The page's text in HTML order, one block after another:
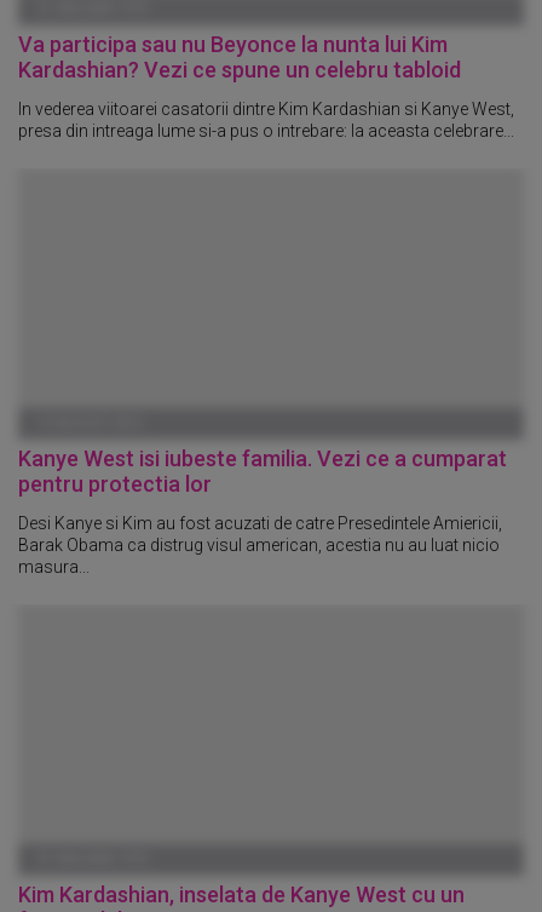
Va participa sau nu Beyonce la nunta lui Kim
Kardashian? Vezi ce spune un celebru tabloid
In vederea viitoarei casatorii dintre Kim Kardashian si Kanye West,
presa din intreaga lume si-a pus o intrebare: la aceasta celebrare...
Kanye West isi iubeste familia. Vezi ce a cumparat
pentru protectia lor
Desi Kanye si Kim au fost acuzati de catre Presedintele Amiericii,
Barak Obama ca distrug visul american, acestia nu au luat nicio
masura...
Kim Kardashian, inselata de Kanye West cu un